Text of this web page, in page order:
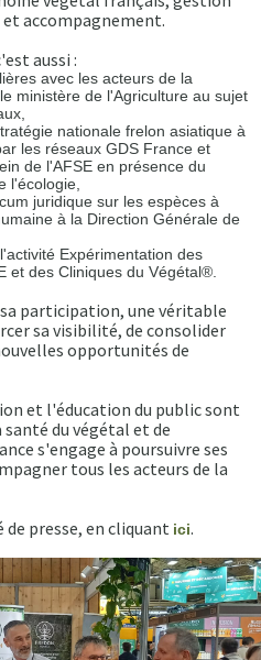
et accompagnement.
aussi :
avec les acteurs de la
ministère de l'Agriculture au sujet
nationale frelon asiatique à
les réseaux GDS France et
de l'AFSE en présence du
l'écologie,
juridique sur les espèces à
à la Direction Générale de
Expérimentation des
et des Cliniques du Végétal®.
sa participation, une véritable
sa visibilité, de consolider
opportunités de
et l'éducation du public sont
du végétal et de
s'engage à poursuivre ses
tous les acteurs de la
presse, en cliquant ici.